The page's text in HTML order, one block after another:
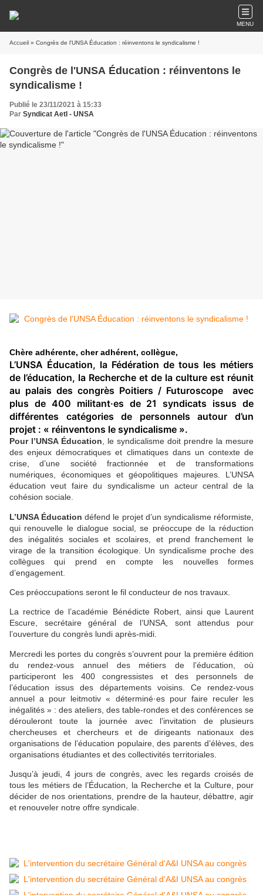
MENU
Accueil » Congrès de l'UNSA Éducation : réinventons le syndicalisme !
Congrès de l'UNSA Éducation : réinventons le
syndicalisme !
Publié le 23/11/2021 à 15:33
Par Syndicat AetI - UNSA
Chère adhérente, cher adhérent, collègue,
L’UNSA Éducation, la Fédération de tous les métiers
de l’éducation, la Recherche et de la culture est réunit
au palais des congrès Poitiers / Futuroscope avec
plus de 400 militant·es de 21 syndicats issus de
différentes catégories de personnels autour d’un
projet : « réinventons le syndicalisme ».
Pour l’UNSA Éducation , le syndicalisme doit prendre la mesure
des enjeux démocratiques et climatiques dans un contexte de
crise, d’une société fractionnée et de transformations
numériques, économiques et géopolitiques majeures. L’UNSA
éducation veut faire du syndicalisme un acteur central de la
cohésion sociale.
L’UNSA Éducation défend le projet d’un syndicalisme réformiste,
qui renouvelle le dialogue social, se préoccupe de la réduction
des inégalités sociales et scolaires, et prend franchement le
virage de la transition écologique. Un syndicalisme proche des
collègues qui prend en compte les nouvelles formes
d’engagement.
Ces préoccupations seront le fil conducteur de nos travaux.
La rectrice de l’académie Bénédicte Robert, ainsi que Laurent
Escure, secrétaire général de l’UNSA, sont attendus pour
l’ouverture du congrès lundi après-midi.
Mercredi les portes du congrès s’ouvrent pour la première édition
du rendez-vous annuel des métiers de l’éducation, où
participeront les 400 congressistes et des personnels de
l’éducation issus des départements voisins. Ce rendez-vous
annuel a pour leitmotiv « déterminé·es pour faire reculer les
inégalités » : des ateliers, des table-rondes et des conférences se
dérouleront toute la journée avec l’invitation de plusieurs
chercheuses et chercheurs et de dirigeants nationaux des
organisations de l’éducation populaire, des parents d’élèves, des
organisations étudiantes et des collectivités territoriales.
Jusqu’à jeudi, 4 jours de congrès, avec les regards croisés de
tous les métiers de l’Éducation, la Recherche et la Culture, pour
décider de nos orientations, prendre de la hauteur, débattre, agir
et renouveler notre offre syndicale.